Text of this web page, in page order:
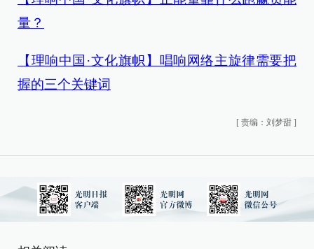
量？
【理响中国·文化旗帜】唱响网络主旋律需要把
握的三个关键词
[ 责编：刘梦甜 ]